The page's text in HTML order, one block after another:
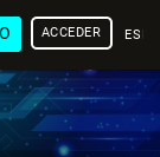
ACCEDER